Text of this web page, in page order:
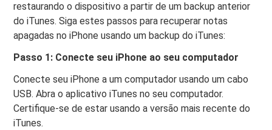
restaurando o dispositivo a partir de um backup anterior
do iTunes. Siga estes passos para recuperar notas
apagadas no iPhone usando um backup do iTunes:
Passo 1: Conecte seu iPhone ao seu computador
Conecte seu iPhone a um computador usando um cabo
USB. Abra o aplicativo iTunes no seu computador.
Certifique-se de estar usando a versão mais recente do
iTunes.